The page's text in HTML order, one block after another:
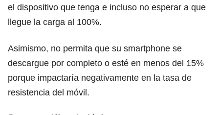
el dispositivo que tenga e incluso no esperar a que
llegue la carga al 100%.
Asimismo, no permita que su smartphone se
descargue por completo o esté en menos del 15%
porque impactaría negativamente en la tasa de
resistencia del móvil.